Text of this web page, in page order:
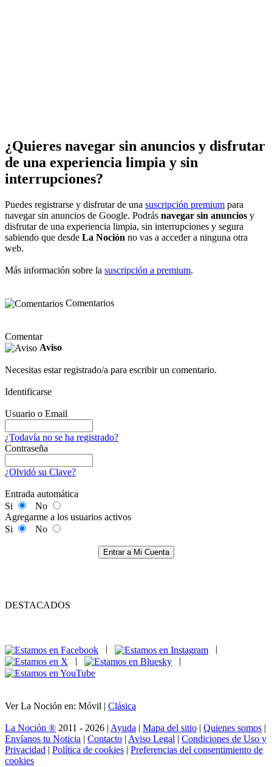
¿Quieres navegar sin anuncios y disfrutar
de una experiencia limpia y sin
interrupciones?
Puedes registrarse y disfrutar de una suscripción premium para
navegar sin anuncios de Google. Podrás navegar sin anuncios y
disfrutar de una experiencia limpia, sin interrupciones y segura
sabiendo que desde La Noción no vas a acceder a ninguna otra
web.
Más información sobre la suscripción a premium.
Comentarios
Comentar
Aviso
Necesitas estar registrado/a para escribir un comentario.
Identificarse
Usuario o Email
¿Todavía no se ha registrado?
Contraseña
¿Olvidó su Clave?
Entrada automática
Si
No
Agregarme a los usuarios activos
Si
No
Entrar a Mi Cuenta
DESTACADOS
|
|
Ver La Noción en: Móvil | Clásica
La Noción ® 2011 - 2026 | Ayuda | Mapa del sitio | Quienes somos |
Envíanos tu Noticia | Contacto | Aviso Legal | Condiciones de Uso y
Privacidad | Política de cookies | Preferencias del consentimiento de
cookies